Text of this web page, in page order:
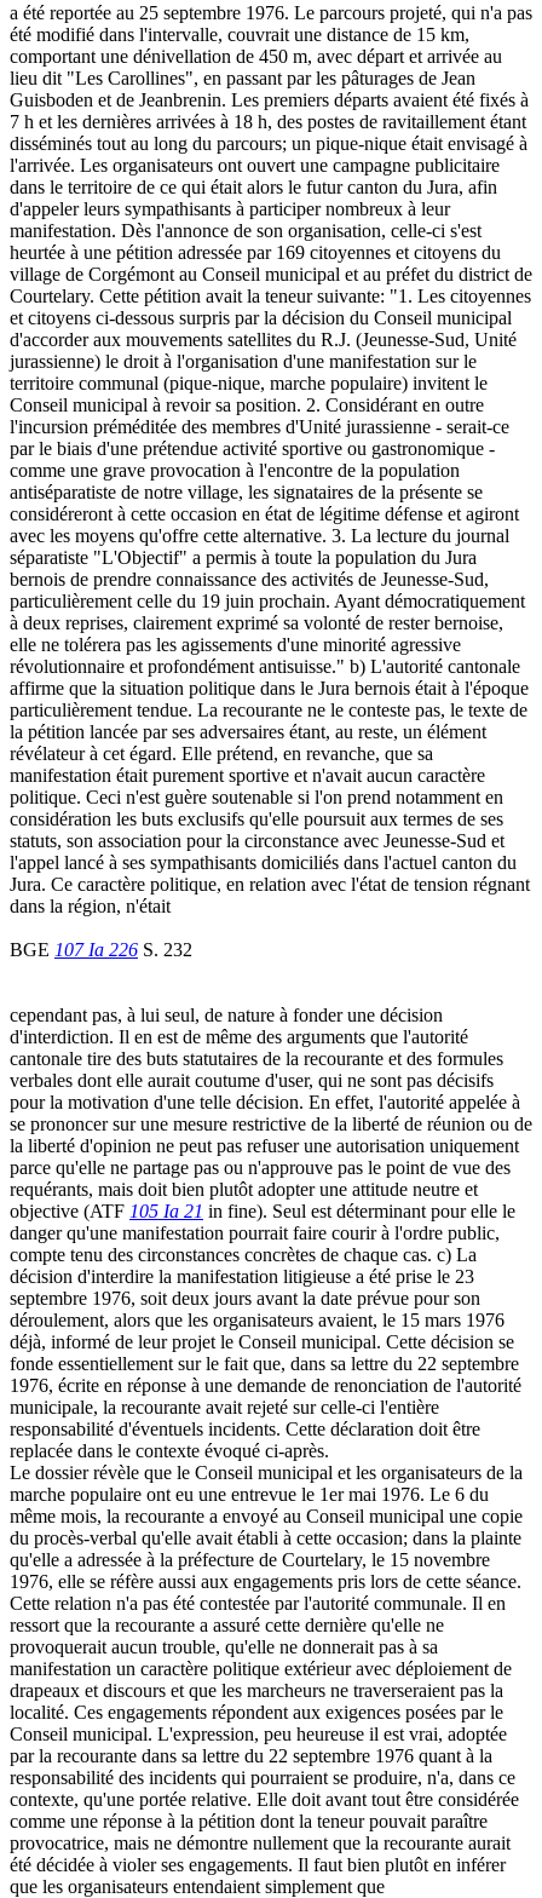
a été reportée au 25 septembre 1976. Le parcours projeté, qui n'a pas
été modifié dans l'intervalle, couvrait une distance de 15 km,
comportant une dénivellation de 450 m, avec départ et arrivée au
lieu dit "Les Carollines", en passant par les pâturages de Jean
Guisboden et de Jeanbrenin. Les premiers départs avaient été fixés à
7 h et les dernières arrivées à 18 h, des postes de ravitaillement étant
disséminés tout au long du parcours; un pique-nique était envisagé à
l'arrivée. Les organisateurs ont ouvert une campagne publicitaire
dans le territoire de ce qui était alors le futur canton du Jura, afin
d'appeler leurs sympathisants à participer nombreux à leur
manifestation. Dès l'annonce de son organisation, celle-ci s'est
heurtée à une pétition adressée par 169 citoyennes et citoyens du
village de Corgémont au Conseil municipal et au préfet du district de
Courtelary. Cette pétition avait la teneur suivante: "1. Les citoyennes
et citoyens ci-dessous surpris par la décision du Conseil municipal
d'accorder aux mouvements satellites du R.J. (Jeunesse-Sud, Unité
jurassienne) le droit à l'organisation d'une manifestation sur le
territoire communal (pique-nique, marche populaire) invitent le
Conseil municipal à revoir sa position. 2. Considérant en outre
l'incursion préméditée des membres d'Unité jurassienne - serait-ce
par le biais d'une prétendue activité sportive ou gastronomique -
comme une grave provocation à l'encontre de la population
antiséparatiste de notre village, les signataires de la présente se
considéreront à cette occasion en état de légitime défense et agiront
avec les moyens qu'offre cette alternative. 3. La lecture du journal
séparatiste "L'Objectif" a permis à toute la population du Jura
bernois de prendre connaissance des activités de Jeunesse-Sud,
particulièrement celle du 19 juin prochain. Ayant démocratiquement
à deux reprises, clairement exprimé sa volonté de rester bernoise,
elle ne tolérera pas les agissements d'une minorité agressive
révolutionnaire et profondément antisuisse." b) L'autorité cantonale
affirme que la situation politique dans le Jura bernois était à l'époque
particulièrement tendue. La recourante ne le conteste pas, le texte de
la pétition lancée par ses adversaires étant, au reste, un élément
révélateur à cet égard. Elle prétend, en revanche, que sa
manifestation était purement sportive et n'avait aucun caractère
politique. Ceci n'est guère soutenable si l'on prend notamment en
considération les buts exclusifs qu'elle poursuit aux termes de ses
statuts, son association pour la circonstance avec Jeunesse-Sud et
l'appel lancé à ses sympathisants domiciliés dans l'actuel canton du
Jura. Ce caractère politique, en relation avec l'état de tension régnant
dans la région, n'était
BGE 107 Ia 226 S. 232
cependant pas, à lui seul, de nature à fonder une décision
d'interdiction. Il en est de même des arguments que l'autorité
cantonale tire des buts statutaires de la recourante et des formules
verbales dont elle aurait coutume d'user, qui ne sont pas décisifs
pour la motivation d'une telle décision. En effet, l'autorité appelée à
se prononcer sur une mesure restrictive de la liberté de réunion ou de
la liberté d'opinion ne peut pas refuser une autorisation uniquement
parce qu'elle ne partage pas ou n'approuve pas le point de vue des
requérants, mais doit bien plutôt adopter une attitude neutre et
objective (ATF 105 Ia 21 in fine). Seul est déterminant pour elle le
danger qu'une manifestation pourrait faire courir à l'ordre public,
compte tenu des circonstances concrètes de chaque cas. c) La
décision d'interdire la manifestation litigieuse a été prise le 23
septembre 1976, soit deux jours avant la date prévue pour son
déroulement, alors que les organisateurs avaient, le 15 mars 1976
déjà, informé de leur projet le Conseil municipal. Cette décision se
fonde essentiellement sur le fait que, dans sa lettre du 22 septembre
1976, écrite en réponse à une demande de renonciation de l'autorité
municipale, la recourante avait rejeté sur celle-ci l'entière
responsabilité d'éventuels incidents. Cette déclaration doit être
replacée dans le contexte évoqué ci-après.
Le dossier révèle que le Conseil municipal et les organisateurs de la
marche populaire ont eu une entrevue le 1er mai 1976. Le 6 du
même mois, la recourante a envoyé au Conseil municipal une copie
du procès-verbal qu'elle avait établi à cette occasion; dans la plainte
qu'elle a adressée à la préfecture de Courtelary, le 15 novembre
1976, elle se réfère aussi aux engagements pris lors de cette séance.
Cette relation n'a pas été contestée par l'autorité communale. Il en
ressort que la recourante a assuré cette dernière qu'elle ne
provoquerait aucun trouble, qu'elle ne donnerait pas à sa
manifestation un caractère politique extérieur avec déploiement de
drapeaux et discours et que les marcheurs ne traverseraient pas la
localité. Ces engagements répondent aux exigences posées par le
Conseil municipal. L'expression, peu heureuse il est vrai, adoptée
par la recourante dans sa lettre du 22 septembre 1976 quant à la
responsabilité des incidents qui pourraient se produire, n'a, dans ce
contexte, qu'une portée relative. Elle doit avant tout être considérée
comme une réponse à la pétition dont la teneur pouvait paraître
provocatrice, mais ne démontre nullement que la recourante aurait
été décidée à violer ses engagements. Il faut bien plutôt en inférer
que les organisateurs entendaient simplement que